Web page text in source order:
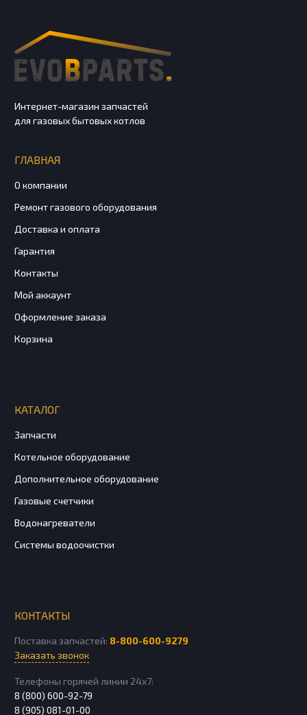
Интернет-магазин запчастей
для газовых бытовых котлов
ГЛАВНАЯ
О компании
Ремонт газового оборудования
Доставка и оплата
Гарантия
Контакты
Мой аккаунт
Оформление заказа
Корзина
КАТАЛОГ
Запчасти
Котельное оборудование
Дополнительное оборудование
Газовые счетчики
Водонагреватели
Системы водоочистки
КОНТАКТЫ
Поставка запчастей: 8-800-600-9279
Заказать звонок
Телефоны горячей линии 24х7:
8 (800) 600-92-79
8 (905) 081-01-00